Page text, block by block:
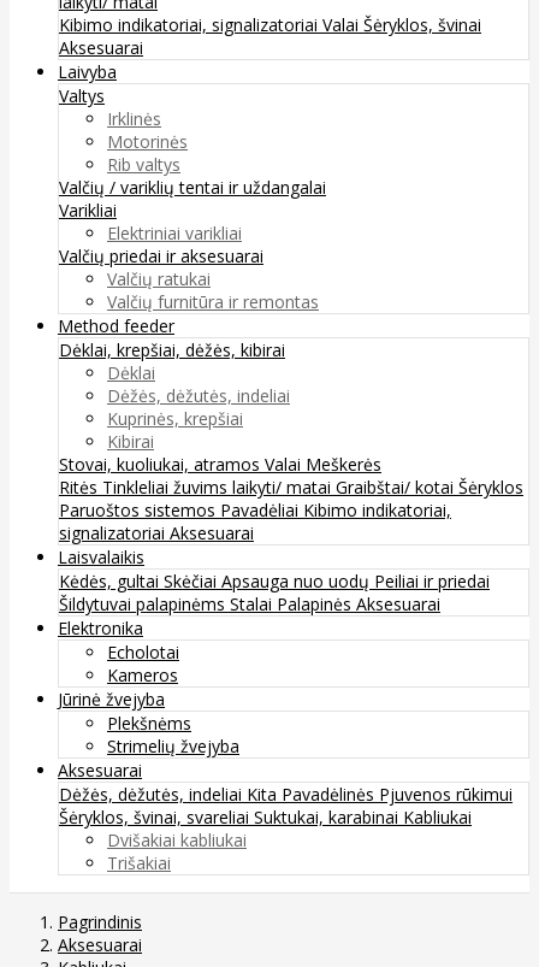
Kibimo indikatoriai, signalizatoriai Valai Šėryklos, švinai
Aksesuarai
Laivyba
Valtys
Irklinės
Motorinės
Rib valtys
Valčių / variklių tentai ir uždangalai
Varikliai
Elektriniai varikliai
Valčių priedai ir aksesuarai
Valčių ratukai
Valčių furnitūra ir remontas
Method feeder
Dėklai, krepšiai, dėžės, kibirai
Dėklai
Dėžės, dėžutės, indeliai
Kuprinės, krepšiai
Kibirai
Stovai, kuoliukai, atramos Valai Meškerės
Ritės Tinkleliai žuvims laikyti/ matai Graibštai/ kotai Šėryklos
Paruoštos sistemos Pavadėliai Kibimo indikatoriai,
signalizatoriai Aksesuarai
Laisvalaikis
Kėdės, gultai Skėčiai Apsauga nuo uodų Peiliai ir priedai
Šildytuvai palapinėms Stalai Palapinės Aksesuarai
Elektronika
Echolotai
Kameros
Jūrinė žvejyba
Plekšnėms
Strimelių žvejyba
Aksesuarai
Dėžės, dėžutės, indeliai Kita Pavadėlinės Pjuvenos rūkimui
Šėryklos, švinai, svareliai Suktukai, karabinai Kabliukai
Dvišakiai kabliukai
Trišakiai
Pagrindinis
Aksesuarai